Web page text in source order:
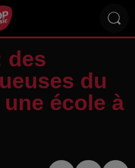
des
du
école à